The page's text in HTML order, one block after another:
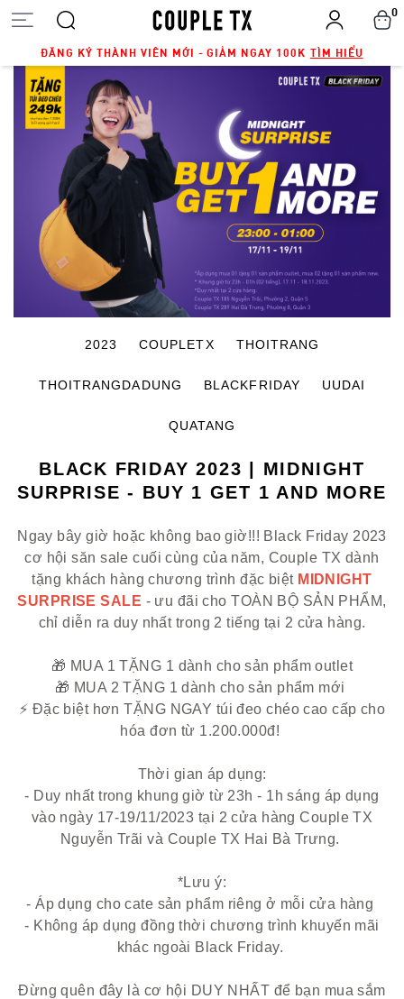
ĐĂNG KÝ THÀNH VIÊN MỚI - GIẢM NGAY 100K TÌM HIỂU
0
2023 COUPLETX THOITRANG
THOITRANGDADUNG BLACKFRIDAY UUDAI
QUATANG
BLACK FRIDAY 2023 | MIDNIGHT
SURPRISE - BUY 1 GET 1 AND MORE
Ngay bây giờ hoặc không bao giờ!!! Black Friday 2023
cơ hội săn sale cuối cùng của năm, Couple TX dành
tặng khách hàng chương trình đặc biệt MIDNIGHT
SURPRISE SALE - ưu đãi cho TOÀN BỘ SẢN PHẨM,
chỉ diễn ra duy nhất trong 2 tiếng tại 2 cửa hàng.
🎁 MUA 1 TẶNG 1 dành cho sản phẩm outlet
🎁 MUA 2 TẶNG 1 dành cho sản phẩm mới
⚡ Đặc biệt hơn TẶNG NGAY túi đeo chéo cao cấp cho
hóa đơn từ 1.200.000đ!
Thời gian áp dụng:
- Duy nhất trong khung giờ từ 23h - 1h sáng áp dụng
vào ngày 17-19/11/2023 tại 2 cửa hàng Couple TX
Nguyễn Trãi và Couple TX Hai Bà Trưng.
*Lưu ý:
- Áp dụng cho cate sản phẩm riêng ở mỗi cửa hàng
- Không áp dụng đồng thời chương trình khuyến mãi
khác ngoài Black Friday.
Đừng quên đây là cơ hội DUY NHẤT để bạn mua sắm